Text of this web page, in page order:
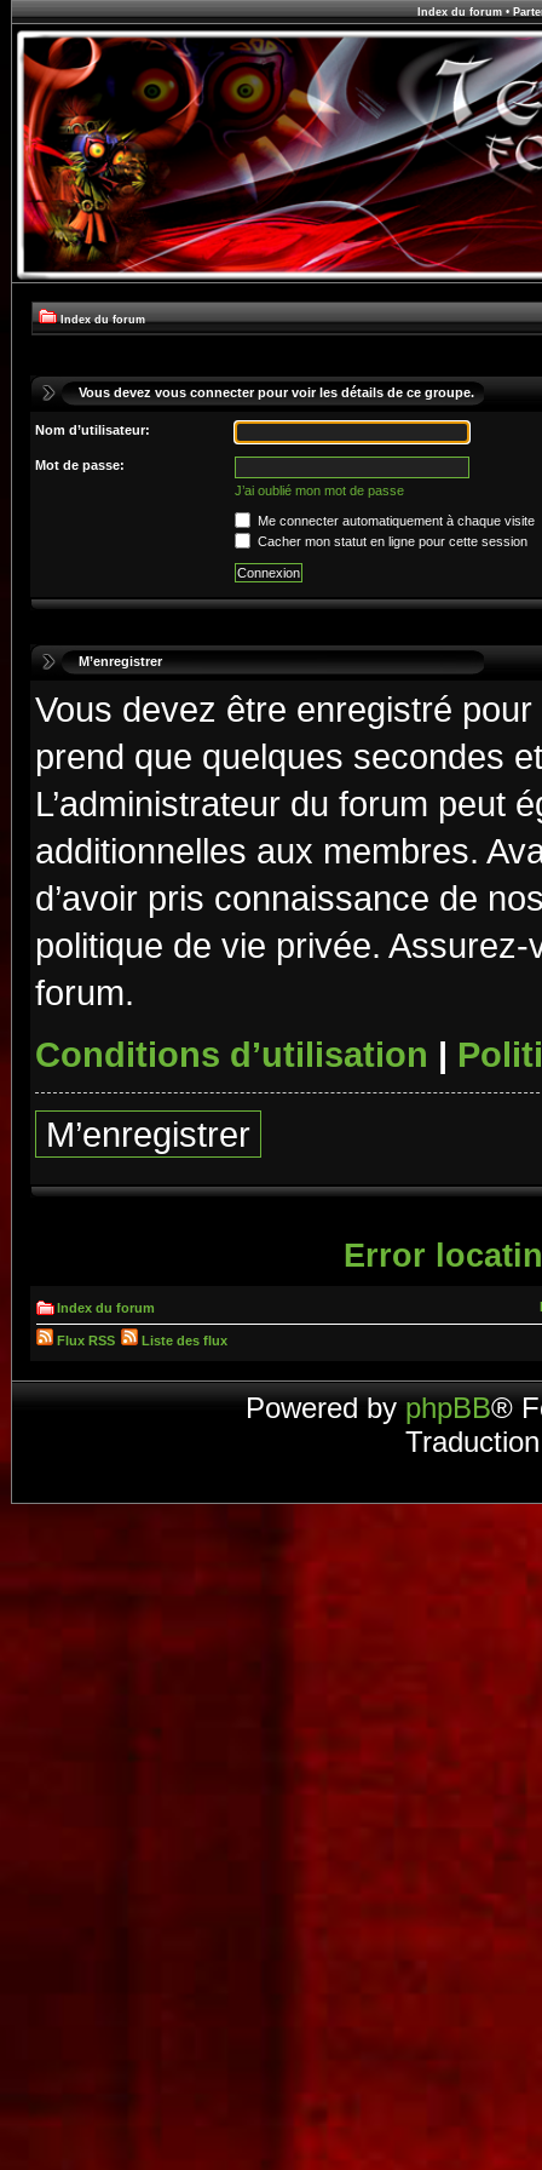
Index du forum•
Index du forum
Vous devez vous connecter pour voir les détails de ce groupe.
Nom d’utilisateur:
Mot de passe:
J’ai oublié mon mot de passe
Me connecter automatiquement à chaque visite
Cacher mon statut en ligne pour cette session
M’enregistrer
Vous devez être enregistré
prend que quelques secondes
L’administrateur du forum peut
additionnelles aux membres.
d’avoir pris connaissance de
politique de vie privée.
forum.
Conditions d’utilisation |
M’enregistrer
Error
Index du forum
Flux RSS Liste des flux
Powered by phpBB®